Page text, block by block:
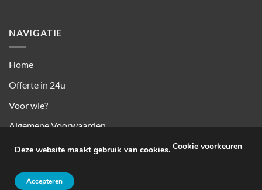
NAVIGATIE
Home
Offerte in 24u
Voor wie?
Algemene Voorwaarden
Privacy & Cookies
Deze website maakt gebruik van cookies.Cookie voorkeuren
Accepteren